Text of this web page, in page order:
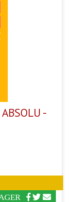
-